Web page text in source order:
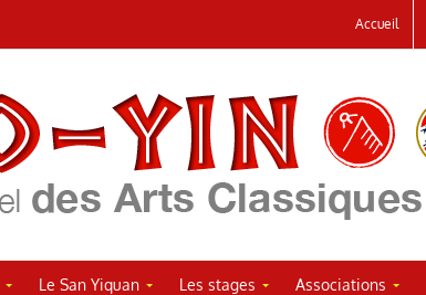
Accueil
Le San Yiquan Les stages Associations